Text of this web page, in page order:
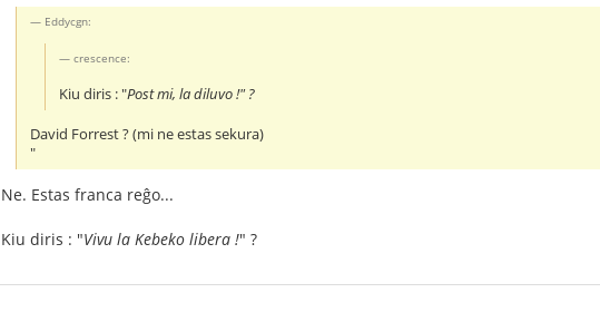
Eddycgn:
crescence:
Kiu diris : "Post mi, la diluvo !" ?
David Forrest ? (mi ne estas sekura)
"
Ne. Estas franca reĝo...
Kiu diris : "Vivu la Kebeko libera !" ?